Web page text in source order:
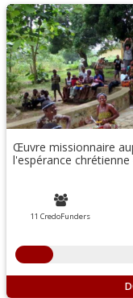
Œuvre missionnaire
l'espérance
11 CredoFunders